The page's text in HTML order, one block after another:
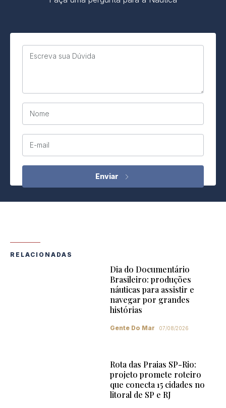
Escreva sua Dúvida
Nome
E-mail
RELACIONADAS
Dia do Documentário
Brasileiro: produções
náuticas para assistir e
navegar por grandes
histórias
Gente Do Mar 07/08/2026
Rota das Praias SP-Rio:
projeto promete roteiro
que conecta 15 cidades no
litoral de SP e RJ